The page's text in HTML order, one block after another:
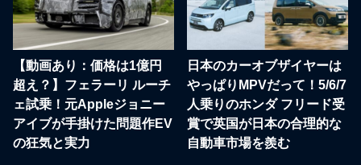
【動画あり：価格は1億円
超え？】フェラーリ ルーチ
ェ試乗！元Appleジョニー
アイブが手掛けた問題作EV
の狂気と実力
日本のカーオブザイヤーは
やっぱりMPVだって！5/6/7
人乗りのホンダ フリード受
賞で英国が日本の合理的な
自動車市場を羨む